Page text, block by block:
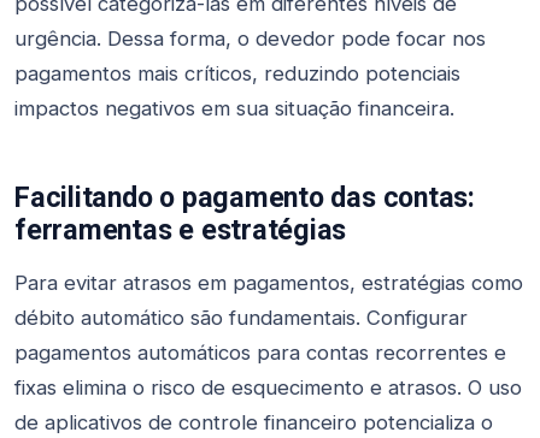
urgência. Dessa forma, o devedor pode focar nos
pagamentos mais críticos, reduzindo potenciais
impactos negativos em sua situação financeira.
Facilitando o pagamento das contas:
ferramentas e estratégias
Para evitar atrasos em pagamentos, estratégias como
débito automático são fundamentais. Configurar
pagamentos automáticos para contas recorrentes e
fixas elimina o risco de esquecimento e atrasos. O uso
de aplicativos de controle financeiro potencializa o